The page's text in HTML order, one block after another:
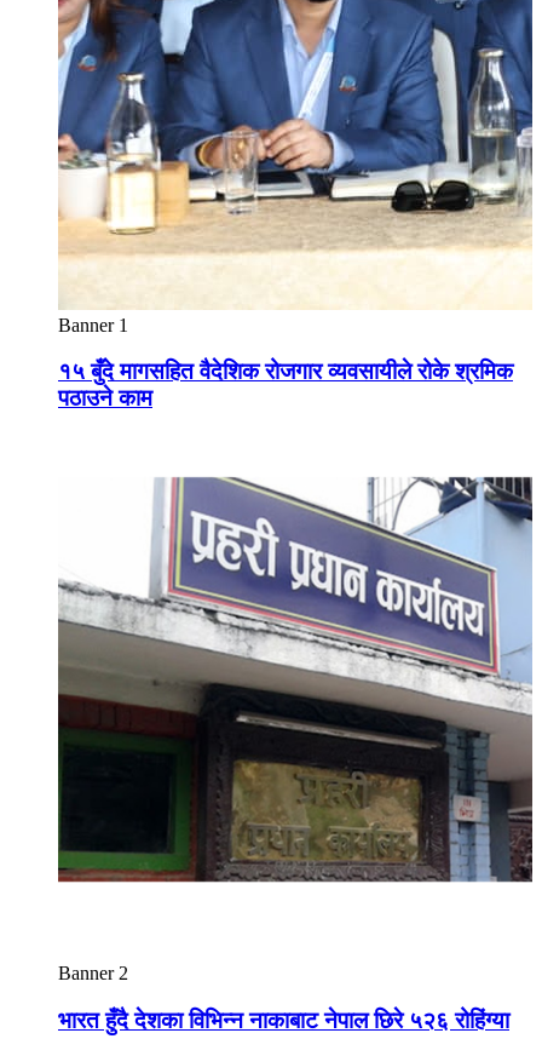
Banner 1
१५ बुँदे मागसहित वैदेशिक रोजगार व्यवसायीले रोके श्रमिक
पठाउने काम
Banner 2
भारत हुँदै देशका विभिन्न नाकाबाट नेपाल छिरे ५२६ रोहिंग्या